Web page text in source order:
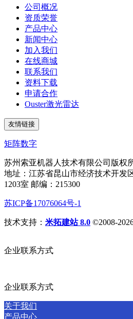
公司概况
资质荣誉
产品中心
新闻中心
加入我们
在线商城
联系我们
资料下载
申请合作
Ouster激光雷达
友情链接
矩阵数字
苏州索亚机器人技术有限公司版权
地址：江苏省昆山市经济技术开发
1203室 邮编：215300
苏ICP备17076064号-1
技术支持： 米拓建站 8.0 ©2008-
企业联系方式
企业联系方式
关于我们
产品中心